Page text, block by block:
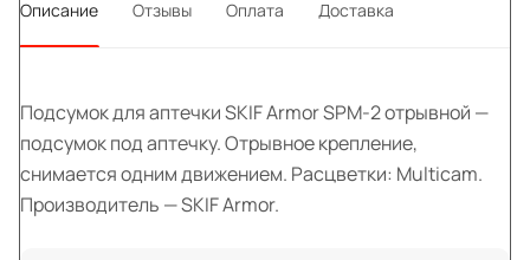
Описание Отзывы Оплата Доставка
Подсумок для аптечки SKIF Armor SPM-2 отрывной —
подсумок под аптечку. Отрывное крепление,
снимается одним движением. Расцветки: Multicam.
Производитель — SKIF Armor.